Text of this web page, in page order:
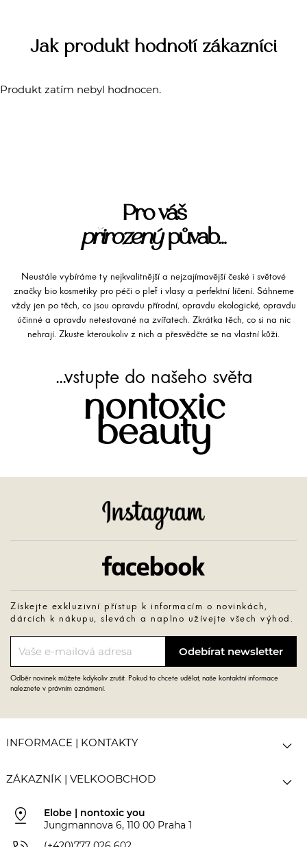
Jak produkt hodnotí zákazníci
Produkt zatím nebyl hodnocen.
Pro váš
přirozenýpůvab...
Neustále vybíráme ty nejkvalitnější a nejzajímavější české i světové
značky bio kosmetiky pro péči o pleť i vlasy a perfektní líčení. Sáhneme
vždy jen po těch, co jsou opravdu přírodní, opravdu ekologické, opravdu
účinné a opravdu netestované na zvířatech. Zkrátka těch, co si na nic
nehrají. Zkuste kteroukoliv z nich a přesvědčte se na vlastní kůži.
...vstupte do našeho světa
nontoxic
beauty
Získejte exkluzivní přístup k informacím o novinkách,
dárcích k nákupu, slevách a naplno užívejte všech výhod.
Odběr novinek můžete kdykoliv zrušit. Pokud to chcete udělat, naše kontaktní informace
naleznete v právním oznámení.
INFORMACE | KONTAKTY 
ZÁKAZNÍK | VELKOOBCHOD 
pin_drop
Elobe | nontoxic you
Jungmannova 6, 110 00 Praha 1